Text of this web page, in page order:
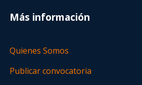
Más información
Quienes Somos
Publicar convocatoria